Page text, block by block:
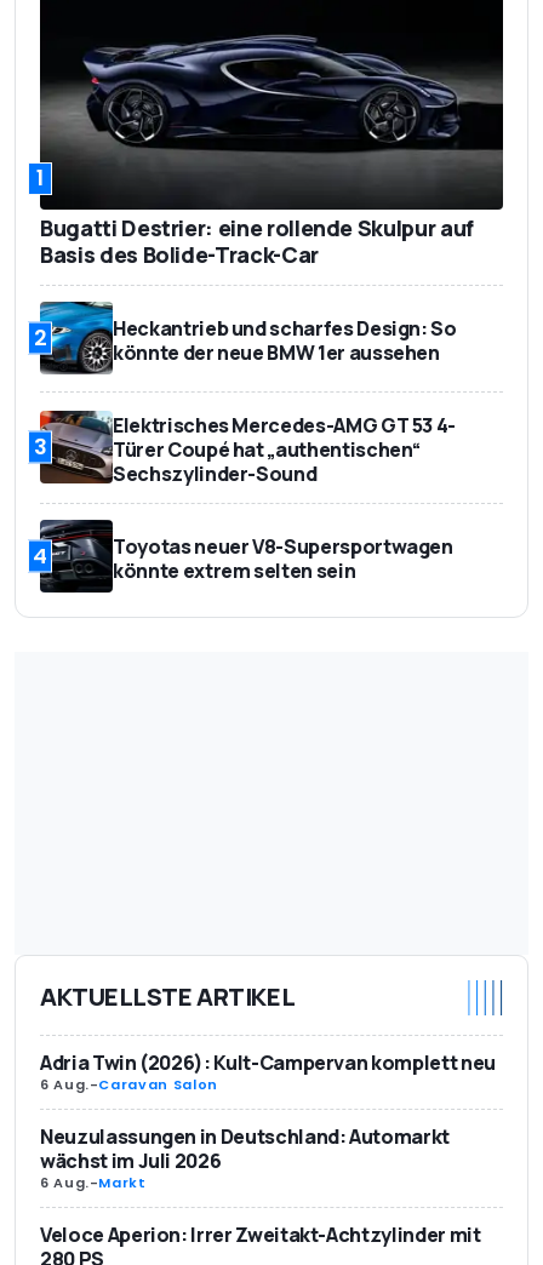
1
Bugatti Destrier: eine rollende Skulpur auf
Basis des Bolide-Track-Car
2
Heckantrieb und scharfes Design: So
könnte der neue BMW 1er aussehen
3
Elektrisches Mercedes-AMG GT 53 4-
Türer Coupé hat „authentischen“
Sechszylinder-Sound
4
Toyotas neuer V8-Supersportwagen
könnte extrem selten sein
AKTUELLSTE ARTIKEL
Adria Twin (2026): Kult-Campervan komplett neu
6 Aug.-Caravan Salon
Neuzulassungen in Deutschland: Automarkt
wächst im Juli 2026
6 Aug.-Markt
Veloce Aperion: Irrer Zweitakt-Achtzylinder mit
280 PS